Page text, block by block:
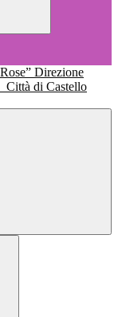
Direzione
Città di Castello